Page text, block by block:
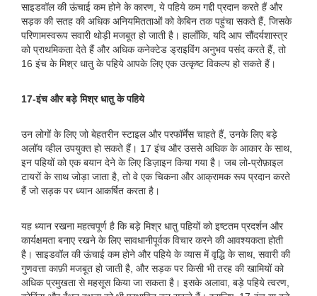
साइडवॉल की ऊंचाई कम होने के कारण, ये पहिये कम गद्दी प्रदान करते हैं और
सड़क की सतह की अधिक अनियमितताओं को केबिन तक पहुंचा सकते हैं, जिसके
परिणामस्वरूप सवारी थोड़ी मजबूत हो जाती है। हालाँकि, यदि आप सौंदर्यशास्त्र
को प्राथमिकता देते हैं और अधिक कनेक्टेड ड्राइविंग अनुभव पसंद करते हैं, तो
16 इंच के मिश्र धातु के पहिये आपके लिए एक उत्कृष्ट विकल्प हो सकते हैं।
17-इंच और बड़े मिश्र धातु के पहिये
उन लोगों के लिए जो बेहतरीन स्टाइल और परफॉर्मेंस चाहते हैं, उनके लिए बड़े
अलॉय व्हील उपयुक्त हो सकते हैं। 17 इंच और उससे अधिक के आकार के साथ,
इन पहियों को एक बयान देने के लिए डिज़ाइन किया गया है। जब लो-प्रोफ़ाइल
टायरों के साथ जोड़ा जाता है, तो वे एक चिकना और आक्रामक रूप प्रदान करते
हैं जो सड़क पर ध्यान आकर्षित करता है।
यह ध्यान रखना महत्वपूर्ण है कि बड़े मिश्र धातु पहियों को इष्टतम प्रदर्शन और
कार्यक्षमता बनाए रखने के लिए सावधानीपूर्वक विचार करने की आवश्यकता होती
है। साइडवॉल की ऊंचाई कम होने और पहिये के व्यास में वृद्धि के साथ, सवारी की
गुणवत्ता काफ़ी मजबूत हो जाती है, और सड़क पर किसी भी तरह की खामियों को
अधिक प्रमुखता से महसूस किया जा सकता है। इसके अलावा, बड़े पहिये त्वरण,